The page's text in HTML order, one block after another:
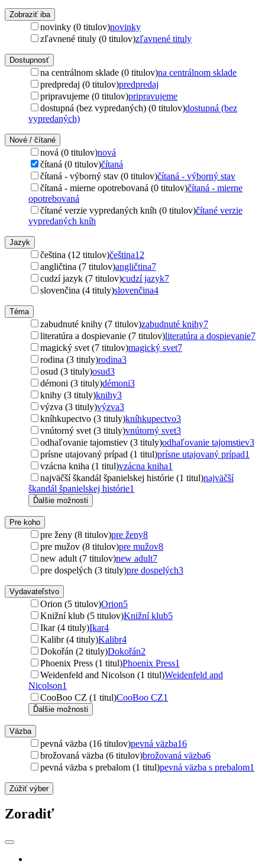
Zobraziť iba
novinky (0 titulov)novinky
zľavnené tituly (0 titulov)zľavnené tituly
Dostupnosť
na centrálnom sklade (0 titulov)na centrálnom sklade
predpredaj (0 titulov)predpredaj
pripravujeme (0 titulov)pripravujeme
dostupná (bez vypredaných) (0 titulov)dostupná (bez
vypredaných)
Nové / čítané
nová (0 titulov)nová
čítaná (0 titulov)čítaná
čítaná - výborný stav (0 titulov)čítaná - výborný stav
čítaná - mierne opotrebovaná (0 titulov)čítaná - mierne
opotrebovaná
čítané verzie vypredaných kníh (0 titulov)čítané verzie
vypredaných kníh
Jazyk
čeština (12 titulov)čeština12
angličtina (7 titulov)angličtina7
cudzí jazyk (7 titulov)cudzí jazyk7
slovenčina (4 tituly)slovenčina4
Téma
zabudnuté knihy (7 titulov)zabudnuté knihy7
literatúra a dospievanie (7 titulov)literatúra a dospievanie7
magický svet (7 titulov)magický svet7
rodina (3 tituly)rodina3
osud (3 tituly)osud3
démoni (3 tituly)démoni3
knihy (3 tituly)knihy3
výzva (3 tituly)výzva3
kníhkupectvo (3 tituly)kníhkupectvo3
vnútorný svet (3 tituly)vnútorný svet3
odhaľovanie tajomstiev (3 tituly)odhaľovanie tajomstiev3
prísne utajovaný prípad (1 titul)prísne utajovaný prípad1
vzácna kniha (1 titul)vzácna kniha1
najväčší škandál španielskej histórie (1 titul)najväčší
škandál španielskej histórie1
Ďalšie možnosti
Pre koho
pre ženy (8 titulov)pre ženy8
pre mužov (8 titulov)pre mužov8
new adult (7 titulov)new adult7
pre dospelých (3 tituly)pre dospelých3
Vydavateľstvo
Orion (5 titulov)Orion5
Knižní klub (5 titulov)Knižní klub5
Ikar (4 tituly)Ikar4
Kalibr (4 tituly)Kalibr4
Dokořán (2 tituly)Dokořán2
Phoenix Press (1 titul)Phoenix Press1
Weidenfeld and Nicolson (1 titul)Weidenfeld and
Nicolson1
CooBoo CZ (1 titul)CooBoo CZ1
Ďalšie možnosti
Väzba
pevná väzba (16 titulov)pevná väzba16
brožovaná väzba (6 titulov)brožovaná väzba6
pevná väzba s prebalom (1 titul)pevná väzba s prebalom1
Zúžiť výber
Zoradiť